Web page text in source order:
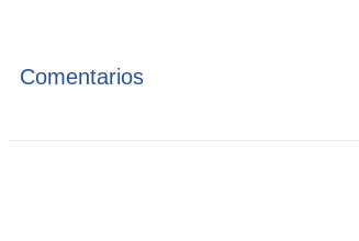
Comentarios